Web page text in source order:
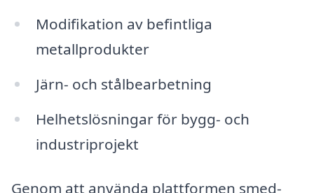
Modifikation av befintliga
metallprodukter
Järn- och stålbearbetning
Helhetslösningar för bygg- och
industriprojekt
Genom att använda plattformen smed-